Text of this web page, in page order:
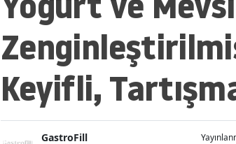
Keyifli,
GastroFill